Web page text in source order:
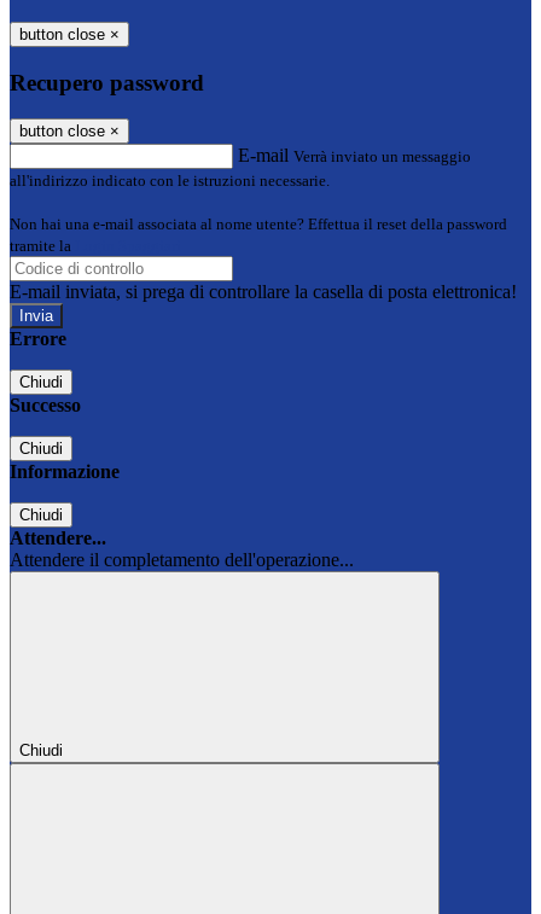
button close ×
Recupero password
button close ×
E-mail Verrà inviato un messaggio
all'indirizzo indicato con le istruzioni necessarie.
Non hai una e-mail associata al nome utente? Effettua il reset della password
tramite la
E-mail inviata, si prega di controllare la casella di posta elettronica!
Errore
Chiudi
Successo
Chiudi
Informazione
Chiudi
Attendere...
Attendere il completamento dell'operazione...
Chiudi